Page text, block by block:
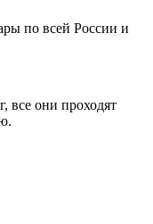
по всей России и
все они проходят